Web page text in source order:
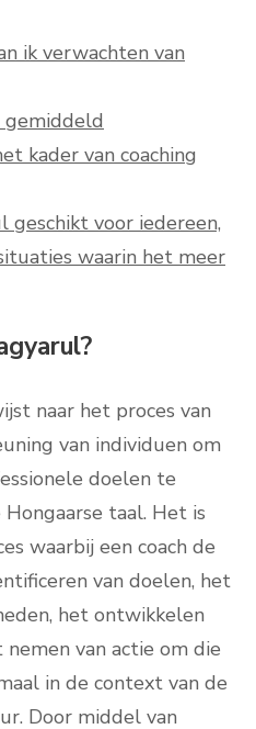
ik verwachten van
kader van coaching
geschikt voor iedereen,
waarin het meer
naar het proces van
van individuen om
doelen te
taal. Het is
waarbij een coach de
van doelen, het
het ontwikkelen
van actie om die
in de context van de
Door middel van